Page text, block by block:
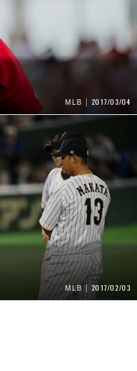
MLB 2017/03/04
MLB 2017/02/03